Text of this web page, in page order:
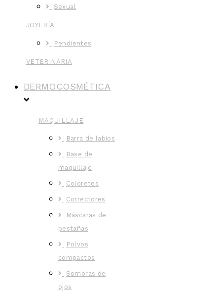
Sexual
JOYERÍA
Pendientes
VETERINARIA
DERMOCOSMÉTICA
MAQUILLAJE
Barra de labios
Base de
maquillaje
Coloretes
Correctores
Máscaras de
pestañas
Polvos
compactos
Sombras de
ojos